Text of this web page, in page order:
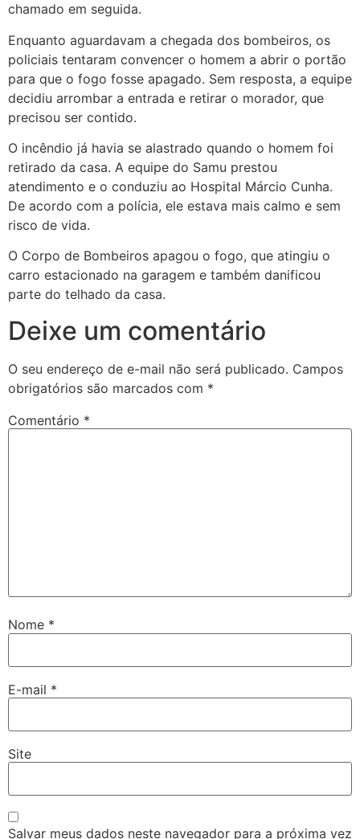
chamado em seguida.
Enquanto aguardavam a chegada dos bombeiros, os
policiais tentaram convencer o homem a abrir o portão
para que o fogo fosse apagado. Sem resposta, a equipe
decidiu arrombar a entrada e retirar o morador, que
precisou ser contido.
O incêndio já havia se alastrado quando o homem foi
retirado da casa. A equipe do Samu prestou
atendimento e o conduziu ao Hospital Márcio Cunha.
De acordo com a polícia, ele estava mais calmo e sem
risco de vida.
O Corpo de Bombeiros apagou o fogo, que atingiu o
carro estacionado na garagem e também danificou
parte do telhado da casa.
Deixe um comentário
O seu endereço de e-mail não será publicado. Campos
obrigatórios são marcados com *
Comentário *
Nome *
E-mail *
Site
Salvar meus dados neste navegador para a próxima vez